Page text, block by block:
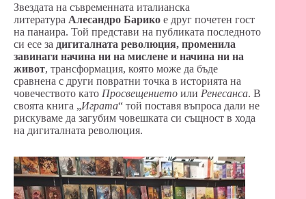
Звездата на съвременната италианска
литература Алесандро Барико е друг почетен гост
на панаира. Той представи на публиката последното
си есе за дигиталната революция, променила
завинаги начина ни на мислене и начина ни на
живот, трансформация, която може да бъде
сравнена с други повратни точка в историята на
човечеството като Просвещението или Ренесанса. В
своята книга „Играта“ той поставя въпроса дали не
рискуваме да загубим човешката си същност в хода
на дигиталната революция.